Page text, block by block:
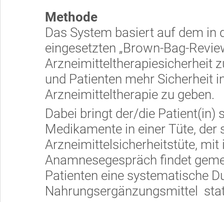
Methode
Das System basiert auf dem in
eingesetzten „Brown-Bag-
Arzneimitteltherapiesicherheit
und Patienten mehr Sicherheit
Arzneimitteltherapie zu geben.
Dabei bringt der/die Patient(in)
Medikamente in einer Tüte, der
Arzneimittelsicherheitstüte, mit
Anamnesegespräch findet
Patienten eine systematische
Nahrungsergänzungsmittel